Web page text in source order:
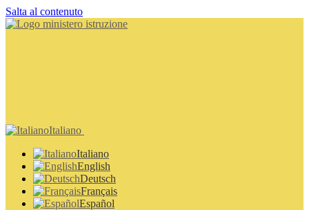
Salta al contenuto
Italiano
Italiano
English
Deutsch
Français
Español